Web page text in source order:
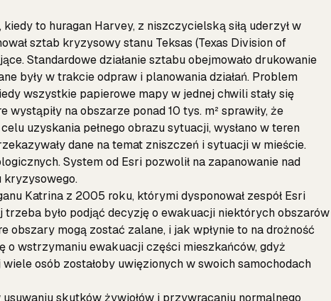
to huragan Harvey, z niszczycielską siłą uderzył w
sztab kryzysowy stanu Teksas (Texas Division of
Standardowe działanie sztabu obejmowało drukowanie
były w trakcie odpraw i planowania działań. Problem
wszystkie papierowe mapy w jednej chwili stały się
na obszarze ponad 10 tys. m² sprawiły, że
uzyskania pełnego obrazu sytuacji, wysłano w teren
dane na temat zniszczeń i sytuacji w mieście.
System od Esri pozwolił na zapanowanie nad
kryzysowego.
Katrina z 2005 roku, którymi dysponował zespół Esri
trzeba było podjąć decyzję o ewakuacji niektórych obszarów
obszary mogą zostać zalane, i jak wpłynie to na drożność
o wstrzymaniu ewakuacji części mieszkańców, gdyż
osób zostałoby uwięzionych w swoich samochodach
skutków żywiołów i przywracaniu normalnego